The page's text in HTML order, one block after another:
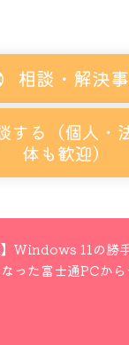
相談・解決
する（個人・
体も歓迎）
】Windows 11の
った富士通PCか